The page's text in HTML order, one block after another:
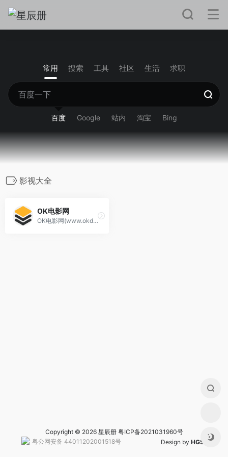
常用 搜索 工具 社区 生活 求职
百度 Google 站内 淘宝 Bing
影视大全
OK电影网
OK电影网(www.okdyw.com)是一家专门免费提供最新电影在线播放、剧情简介、影评介绍的视频聚合网站
Copyright © 2026 星辰册 粤ICP备2021031960号
粤公网安备 44011202001518号Design by HGS